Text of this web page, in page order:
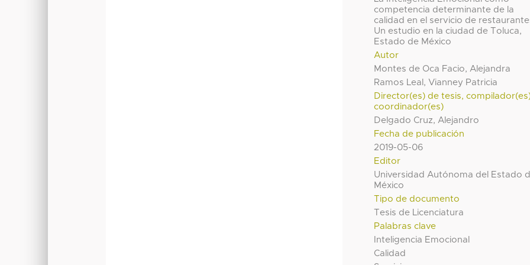
competencia determinante de la
calidad en el servicio de
Un estudio en la ciudad de Toluca,
Estado de México
Autor
Montes de Oca Facio, Alejandra
Ramos Leal, Vianney Patricia
Director(es) de tesis,
coordinador(es)
Delgado Cruz, Alejandro
Fecha de publicación
2019-05-06
Editor
Universidad Autónoma del Estado
México
Tipo de documento
Tesis de Licenciatura
Palabras clave
Inteligencia Emocional
Calidad